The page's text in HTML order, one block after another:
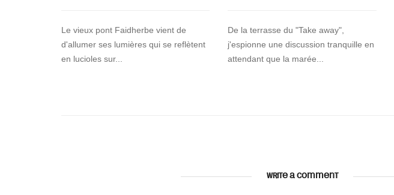
Le vieux pont Faidherbe vient de
d'allumer ses lumières qui se reflètent
en lucioles sur...
De la terrasse du "Take away",
j'espionne une discussion tranquille en
attendant que la marée...
WRITE A COMMENT